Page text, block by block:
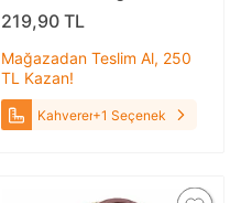
219,90 TL
Mağazadan Teslim Al, 250
TL Kazan!
Kahverengi+1 Seçenek